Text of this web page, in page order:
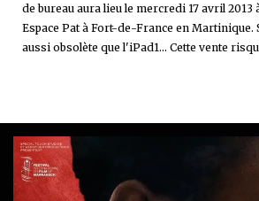
de bureau aura lieu le mercredi 17 avril 2013
Espace Pat à Fort-de-France en Martinique.
aussi obsolète que l'iPad1... Cette vente